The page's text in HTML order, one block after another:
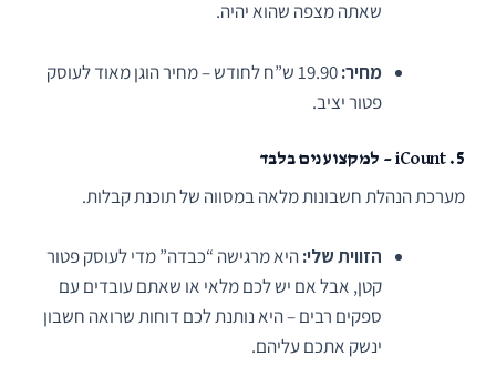
שאתה מצפה שהוא יהיה.
מחיר:
19.90 ש”ח לחודש – מחיר הוגן מאוד לעוסק
פטור יציב.
5. iCount – למקצוענים בלבד
מערכת הנהלת חשבונות מלאה במסווה של תוכנת קבלות.
הזווית שלי:היא מרגישה “כבדה” מדי לעוסק פטור
קטן, אבל אם יש לכם מלאי או שאתם עובדים עם
ספקים רבים – היא נותנת לכם דוחות שרואה חשבון
ינשק אתכם עליהם.